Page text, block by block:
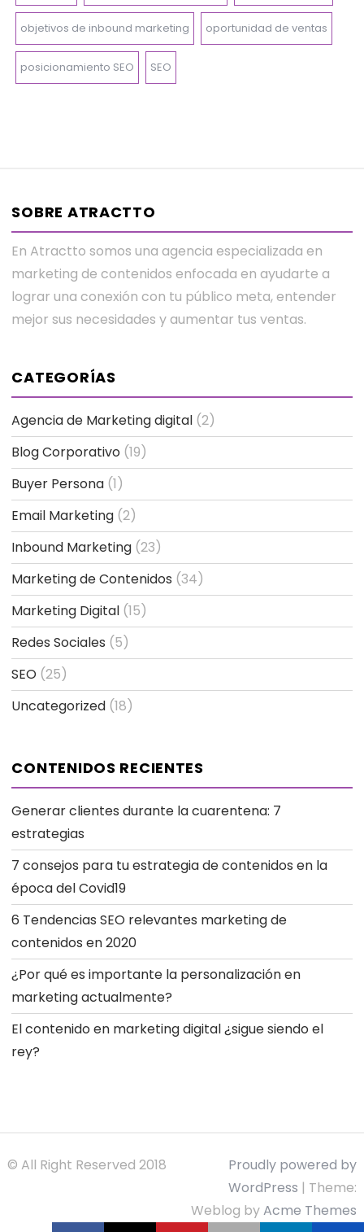
objetivos de inbound marketing oportunidad de ventas
posicionamiento SEO SEO
SOBRE ATRACTTO
En Atractto somos una agencia especializada en
marketing de contenidos enfocada en ayudarte a
lograr una conexión con tu público meta, entender
mejor sus necesidades y aumentar tus ventas.
CATEGORÍAS
Agencia de Marketing digital (2)
Blog Corporativo (19)
Buyer Persona (1)
Email Marketing (2)
Inbound Marketing (23)
Marketing de Contenidos (34)
Marketing Digital (15)
Redes Sociales (5)
SEO (25)
Uncategorized (18)
CONTENIDOS RECIENTES
Generar clientes durante la cuarentena: 7
estrategias
7 consejos para tu estrategia de contenidos en la
época del Covid19
6 Tendencias SEO relevantes marketing de
contenidos en 2020
¿Por qué es importante la personalización en
marketing actualmente?
El contenido en marketing digital ¿sigue siendo el
rey?
© All Right Reserved 2018
Proudly powered by
WordPress | Theme:
Weblog byAcme Themes